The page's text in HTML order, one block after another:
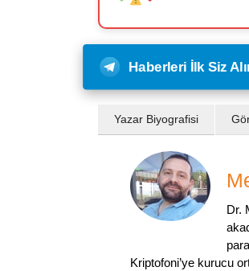
Haberleri İlk Siz
Yazar Biyografisi
Dr.
Kriptofoni’ye kurucu